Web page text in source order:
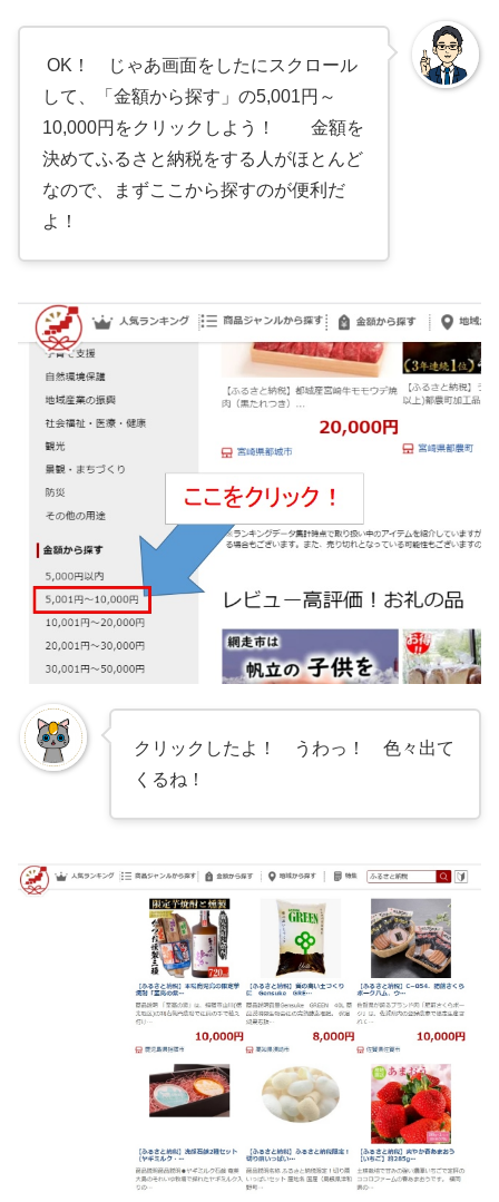
OK！ じゃあ画面をしたにスクロール
して、「金額から探す」の5,001円～
10,000円をクリックしよう！ 金額を
決めてふるさと納税をする人がほとんど
なので、まずここから探すのが便利だ
よ！
クリックしたよ！ うわっ！ 色々出て
くるね！